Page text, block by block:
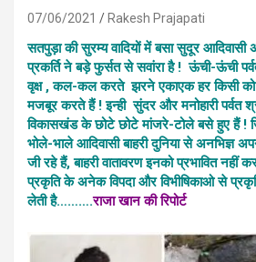
07/06/2021 Rakesh Prajapati
सतपुड़ा की सुरम्य वादियों में बसा सुदूर
प्रकर्ति ने बड़े फुर्सत से सवांरा है ! ऊंची-ऊंची
वृक्ष , कल-कल करते झरने एकाएक हर किसी
मजबूर करते हैं ! इन्ही सुंदर और मनोहारी
विकासखंड के छोटे छोटे मांजरे-टोले बसे हुए हैं !
भोले-भाले आदिवासी बाहरी दुनिया से अनभिज्ञ
जी रहे हैं, बाहरी वातावरण इनको प्रभावित नहीं
प्रकृति के अनेक विपदा और विभीषिकाओ से
लेती है……….राजा खान की रिपोर्ट